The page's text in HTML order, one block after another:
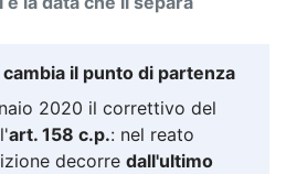
il punto di partenza
2020 il correttivo del
art. 158 c.p.: nel reato
decorre dall'ultimo